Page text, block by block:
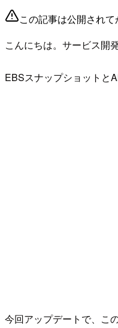
この記事は公開され
こんにちは。サービス開
EBSスナップショットと
今回アップデートで、こ